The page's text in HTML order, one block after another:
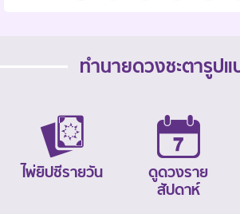
ทำนายดวงชะตารูปแ
ไพ่ยิปซีรายวัน
ดูดวงราย
สัปดาห์